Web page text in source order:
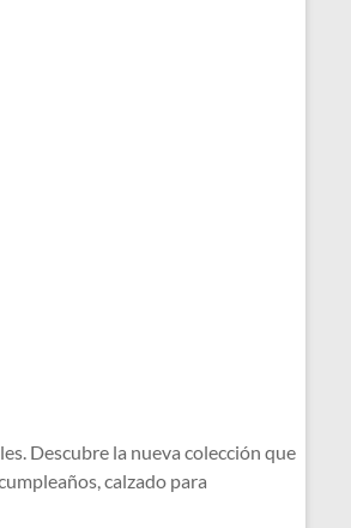
Descubre la nueva colección que
calzado para